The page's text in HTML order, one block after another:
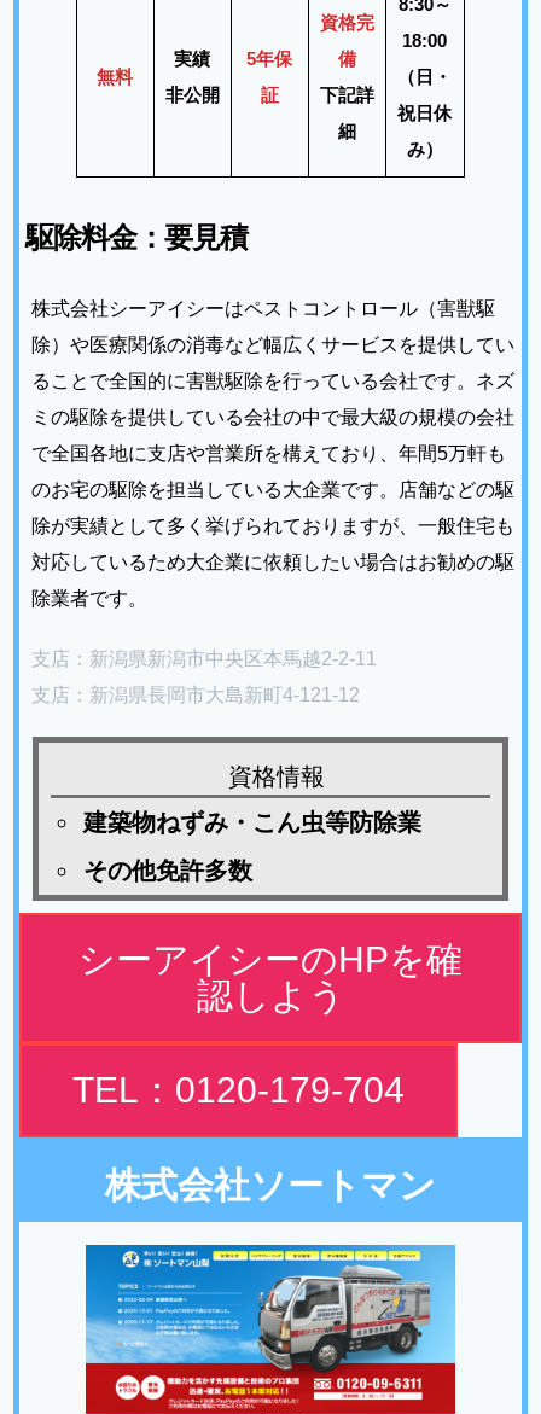
無料
実績
非公開
5年保
証
資格完
備
下記詳
細
8:30～
18:00
（日・
祝日休
み）
駆除料金：要見積
株式会社シーアイシーはペストコントロール（害獣駆
除）や医療関係の消毒など幅広くサービスを提供してい
ることで全国的に害獣駆除を行っている会社です。ネズ
ミの駆除を提供している会社の中で最大級の規模の会社
で全国各地に支店や営業所を構えており、年間5万軒も
のお宅の駆除を担当している大企業です。店舗などの駆
除が実績として多く挙げられておりますが、一般住宅も
対応しているため大企業に依頼したい場合はお勧めの駆
除業者です。
支店：新潟県新潟市中央区本馬越2-2-11
支店：新潟県長岡市大島新町4-121-12
資格情報
建築物ねずみ・こん虫等防除業
その他免許多数
シーアイシーのHPを確
認しよう
TEL：0120-179-704
株式会社ソートマン